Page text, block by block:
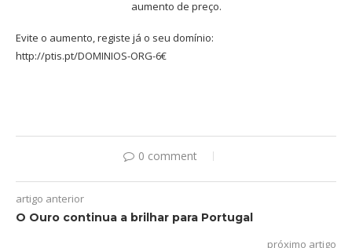
aumento de preço.
Evite o aumento, registe já o seu domínio:
http://ptis.pt/DOMINIOS-ORG-6€
0 comment
artigo anterior
O Ouro continua a brilhar para Portugal
próximo artigo